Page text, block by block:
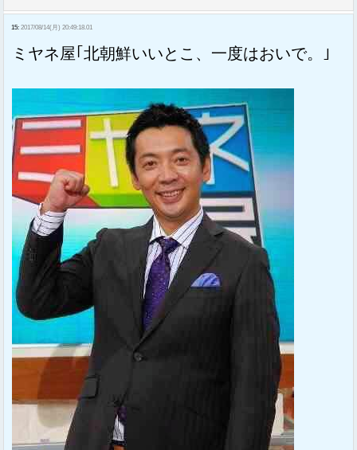
15: 2017/08/14(月) 20:49:18.01
ミヤネ屋｢北朝鮮いいとこ、一度はおいで。｣